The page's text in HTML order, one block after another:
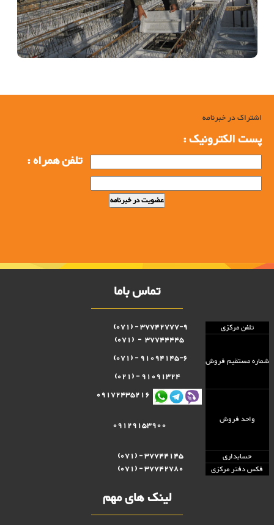
اشتراک در خبرنامه
پست الکترونیک :
تلفن همراه :
تماس باما
تلفن مرکزی 37742777-9 - (071)
شماره مستقيم فروش
91094145-6 - (071)
واحد فروش
09172435216
حسابداری
37744145 - (071)
فکس دفتر مرکزی
37742780 - (071)
لینک های مهم